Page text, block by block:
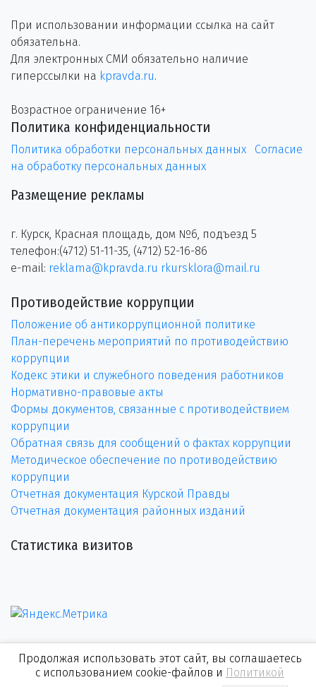
При использовании информации ссылка на сайт
обязательна.
Для электронных СМИ обязательно наличие
гиперссылки на kpravda.ru.
Возрастное ограничение 16+
Политика конфиденциальности
Политика обработки персональных данных
Согласие
на обработку персональных данных
Размещение рекламы
г. Курск, Красная площадь, дом №6, подъезд 5
телефон:(4712) 51-11-35, (4712) 52-16-86
e-mail: reklama@kpravda.ru rkursklora@mail.ru
Противодействие коррупции
Положение об антикоррупционной политике
План-перечень мероприятий по противодействию
коррупции
Кодекс этики и служебного поведения работников
Нормативно-правовые акты
Формы документов, связанные с противодействием
коррупции
Обратная связь для сообщений о фактах коррупции
Методическое обеспечение по противодействию
коррупции
Отчетная документация Курской Правды
Отчетная документация районных изданий
Статистика визитов
Продолжая использовать этот сайт, вы соглашаетесь
с использованием cookie-файлов и Политикой